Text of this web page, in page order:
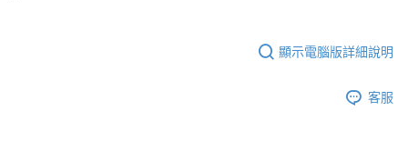
顯示電腦版詳細說明
客服